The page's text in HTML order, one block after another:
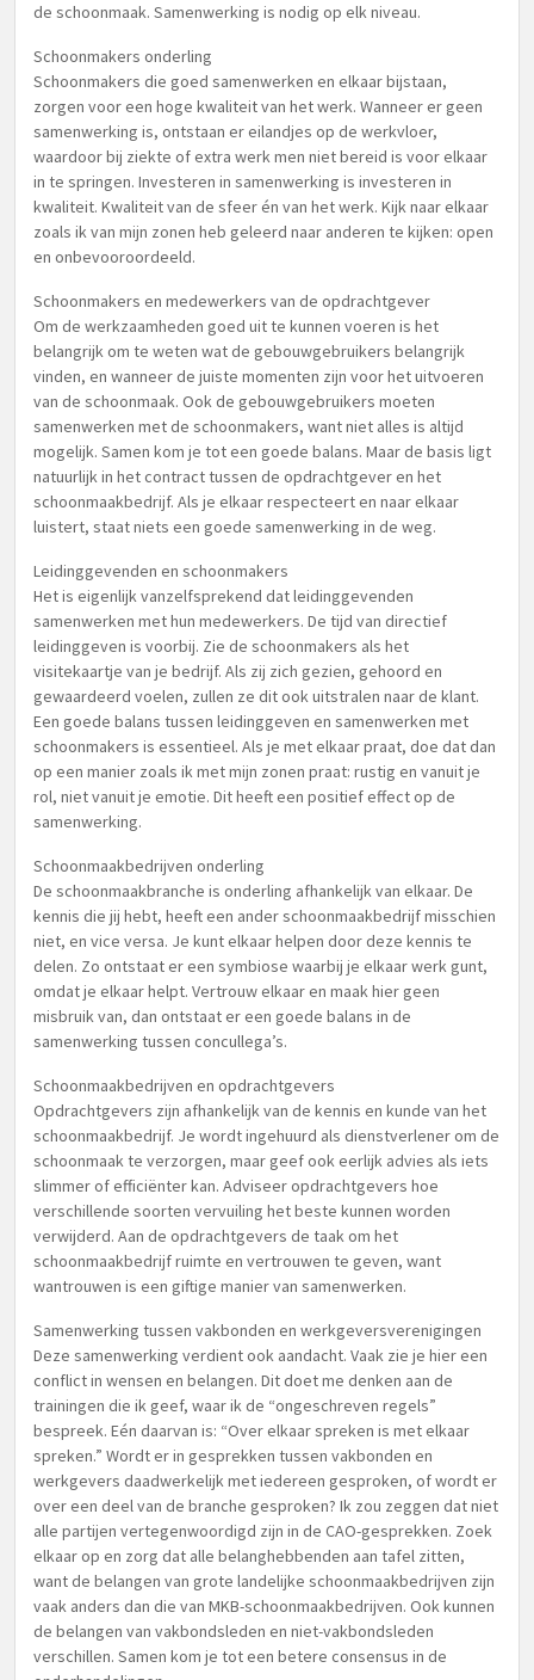
de schoonmaak. Samenwerking is nodig op elk niveau.
Schoonmakers onderling
Schoonmakers die goed samenwerken en elkaar bijstaan,
zorgen voor een hoge kwaliteit van het werk. Wanneer er geen
samenwerking is, ontstaan er eilandjes op de werkvloer,
waardoor bij ziekte of extra werk men niet bereid is voor elkaar
in te springen. Investeren in samenwerking is investeren in
kwaliteit. Kwaliteit van de sfeer én van het werk. Kijk naar elkaar
zoals ik van mijn zonen heb geleerd naar anderen te kijken: open
en onbevooroordeeld.
Schoonmakers en medewerkers van de opdrachtgever
Om de werkzaamheden goed uit te kunnen voeren is het
belangrijk om te weten wat de gebouwgebruikers belangrijk
vinden, en wanneer de juiste momenten zijn voor het uitvoeren
van de schoonmaak. Ook de gebouwgebruikers moeten
samenwerken met de schoonmakers, want niet alles is altijd
mogelijk. Samen kom je tot een goede balans. Maar de basis ligt
natuurlijk in het contract tussen de opdrachtgever en het
schoonmaakbedrijf. Als je elkaar respecteert en naar elkaar
luistert, staat niets een goede samenwerking in de weg.
Leidinggevenden en schoonmakers
Het is eigenlijk vanzelfsprekend dat leidinggevenden
samenwerken met hun medewerkers. De tijd van directief
leidinggeven is voorbij. Zie de schoonmakers als het
visitekaartje van je bedrijf. Als zij zich gezien, gehoord en
gewaardeerd voelen, zullen ze dit ook uitstralen naar de klant.
Een goede balans tussen leidinggeven en samenwerken met
schoonmakers is essentieel. Als je met elkaar praat, doe dat dan
op een manier zoals ik met mijn zonen praat: rustig en vanuit je
rol, niet vanuit je emotie. Dit heeft een positief effect op de
samenwerking.
Schoonmaakbedrijven onderling
De schoonmaakbranche is onderling afhankelijk van elkaar. De
kennis die jij hebt, heeft een ander schoonmaakbedrijf misschien
niet, en vice versa. Je kunt elkaar helpen door deze kennis te
delen. Zo ontstaat er een symbiose waarbij je elkaar werk gunt,
omdat je elkaar helpt. Vertrouw elkaar en maak hier geen
misbruik van, dan ontstaat er een goede balans in de
samenwerking tussen concullega’s.
Schoonmaakbedrijven en opdrachtgevers
Opdrachtgevers zijn afhankelijk van de kennis en kunde van het
schoonmaakbedrijf. Je wordt ingehuurd als dienstverlener om de
schoonmaak te verzorgen, maar geef ook eerlijk advies als iets
slimmer of efficiënter kan. Adviseer opdrachtgevers hoe
verschillende soorten vervuiling het beste kunnen worden
verwijderd. Aan de opdrachtgevers de taak om het
schoonmaakbedrijf ruimte en vertrouwen te geven, want
wantrouwen is een giftige manier van samenwerken.
Samenwerking tussen vakbonden en werkgeversverenigingen
Deze samenwerking verdient ook aandacht. Vaak zie je hier een
conflict in wensen en belangen. Dit doet me denken aan de
trainingen die ik geef, waar ik de “ongeschreven regels”
bespreek. Eén daarvan is: “Over elkaar spreken is met elkaar
spreken.” Wordt er in gesprekken tussen vakbonden en
werkgevers daadwerkelijk met iedereen gesproken, of wordt er
over een deel van de branche gesproken? Ik zou zeggen dat niet
alle partijen vertegenwoordigd zijn in de CAO-gesprekken. Zoek
elkaar op en zorg dat alle belanghebbenden aan tafel zitten,
want de belangen van grote landelijke schoonmaakbedrijven zijn
vaak anders dan die van MKB-schoonmaakbedrijven. Ook kunnen
de belangen van vakbondsleden en niet-vakbondsleden
verschillen. Samen kom je tot een betere consensus in de